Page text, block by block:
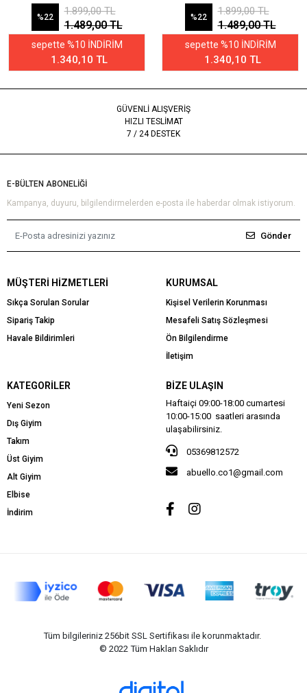
%22
1.899,00 TL
1.489,00 TL
sepette %10 İNDİRİM
1.340,10 TL
%22
1.899,00 TL
1.489,00 TL
sepette %10 İNDİRİM
1.340,10 TL
GÜVENLİ ALIŞVERİŞ
HIZLI TESLİMAT
7 / 24 DESTEK
E-BÜLTEN ABONELİĞİ
Kampanya, duyuru, bilgilendirmelerden e-posta ile haberdar olmak istiyorum.
Gönder
MÜŞTERI HIZMETLERI
Sıkça Sorulan Sorular
Sipariş Takip
Havale Bildirimleri
KURUMSAL
Kişisel Verilerin Korunması
Mesafeli Satış Sözleşmesi
Ön Bilgilendirme
İletişim
KATEGORILER
Yeni Sezon
Dış Giyim
Takım
Üst Giyim
Alt Giyim
Elbise
İndirim
BIZE ULAŞIN
Haftaiçi 09:00-18:00 cumartesi
10:00-15:00 saatleri arasında
ulaşabilirsiniz.
05369812572
abuello.co1@gmail.com
Tüm bilgileriniz 256bit SSL Sertifikası ile korunmaktadır.
© 2022 Tüm Hakları Saklıdır